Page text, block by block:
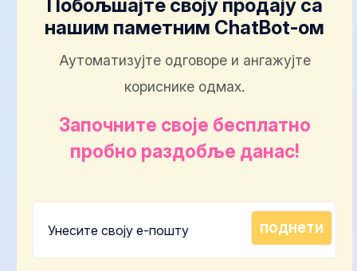
Побољшајте своју продају са
нашим паметним ChatBot-ом
Аутоматизујте одговоре и ангажујте
кориснике одмах.
Започните своје бесплатно
пробно раздобље данас!